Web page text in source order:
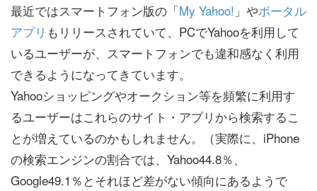
最近ではスマートフォン版の「My Yahoo! 」やポータル
アプリ もリリースされていて、PCでYahooを利用して
いるユーザーが、スマートフォンでも違和感なく利用
できるようになってきています。
Yahooショッピングやオークション等を頻繁に利用す
るユーザーはこれらのサイト・アプリから検索するこ
とが増えているのかもしれません。（実際に、iPhone
の検索エンジンの割合では、Yahoo44.8％、
Google49.1％とそれほど差がない傾向にあるようで